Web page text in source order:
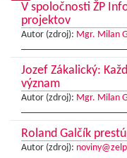
V spoločnosti ŽP
projektov
Autor (zdroj): Mgr. Milan
Jozef Zákalický:
význam
Autor (zdroj): Mgr. Milan
Roland Galčík
Autor (zdroj):